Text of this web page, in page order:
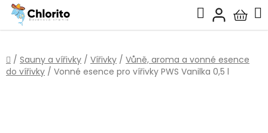
Přejít
obsah
Hledat
košík
Domů
/ Sauny a vířivky / Vířivky / Vůně, aroma a vonné esence
do vířivky / Vonné esence pro vířivky PWS Vanilka 0,5 l